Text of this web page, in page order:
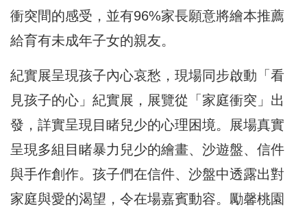
衝突間的感受，並有96%家長願意將繪本推薦
給育有未成年子女的親友。
紀實展呈現孩子內心哀愁，現場同步啟動「看
見孩子的心」紀實展，展覽從「家庭衝突」出
發，詳實呈現目睹兒少的心理困境。展場真實
呈現多組目睹暴力兒少的繪畫、沙遊盤、信件
與手作創作。孩子們在信件、沙盤中透露出對
家庭與愛的渴望，令在場嘉賓動容。勵馨桃園